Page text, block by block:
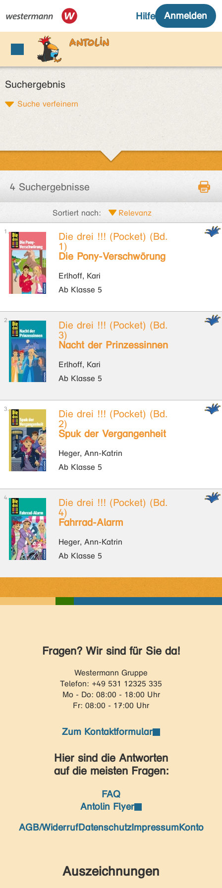
Suchergebnis
Suche verfeinern
4 Suchergebnisse
Sortiert nach:
Die drei !!! (Pocket) (Bd.
1)
Die Pony-Verschwörung
Erlhoff, Kari
Ab Klasse 5
Die drei !!! (Pocket) (Bd.
3)
Nacht der Prinzessinnen
Erlhoff, Kari
Ab Klasse 5
Die drei !!! (Pocket) (Bd.
2)
Spuk der Vergangenheit
Heger, Ann-Katrin
Ab Klasse 5
Die drei !!! (Pocket) (Bd.
4)
Fahrrad-Alarm
Heger, Ann-Katrin
Ab Klasse 5